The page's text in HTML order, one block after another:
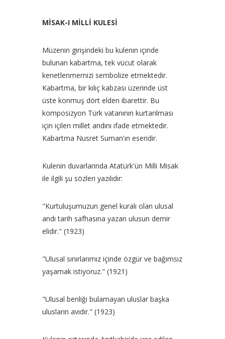
MİSAK-I MİLLİ KULESİ
Müzenin girişindeki bu kulenin içinde
bulunan kabartma, tek vücut olarak
kenetlenmemizi sembolize etmektedir.
Kabartma, bir kılıç kabzası üzerinde üst
üste konmuş dört elden ibarettir. Bu
komposizyon Türk vatanının kurtarılması
için içilen millet andını ifade etmektedir.
Kabartma Nusret Suman'ın eseridir.
Kulenin duvarlarında Atatürk'ün Milli Misak
ile ilgili şu sözleri yazılıdır:
"Kurtuluşumuzun genel kuralı olan ulusal
andı tarih safhasına yazan ulusun demir
elidir." (1923)
"Ulusal sınırlarımız içinde özgür ve bağımsız
yaşamak istiyoruz." (1921)
"Ulusal benliği bulamayan uluslar başka
ulusların avıdır." (1923)